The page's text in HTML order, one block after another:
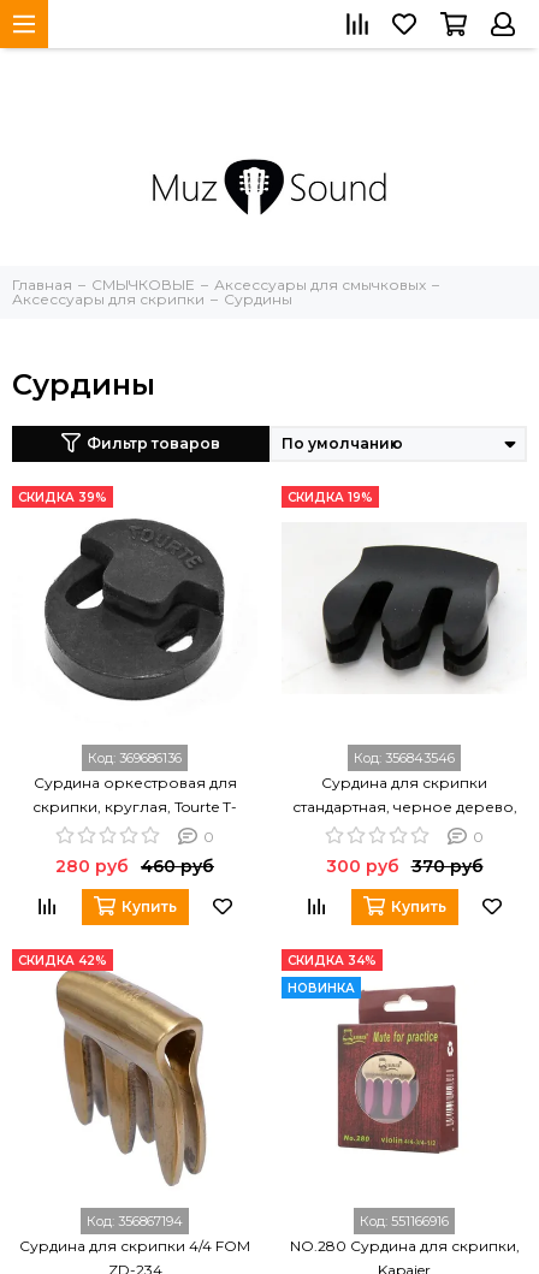
Главная СМЫЧКОВЫЕ
Аксессуары для смычковых
Аксессуары для скрипки
Сурдины
Сурдины
Фильтр товаров
СКИДКА 39%
Код: 369686136
Сурдина оркестровая для
скрипки, круглая, Tourte T-
23062D
0
280 руб 460 руб
Купить
СКИДКА 19%
Код: 356843546
Сурдина для скрипки
стандартная, черное дерево,
WBO VM01E
0
300 руб 370 руб
Купить
СКИДКА 42%
Код: 356867194
Сурдина для скрипки 4/4 FOM
ZD-234
СКИДКА 34%
НОВИНКА
Код: 551166916
NO.280 Сурдина для скрипки,
Kapaier